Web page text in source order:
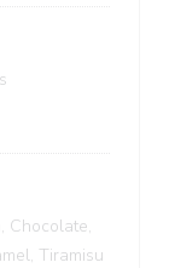
Chocolate,
Tiramisu